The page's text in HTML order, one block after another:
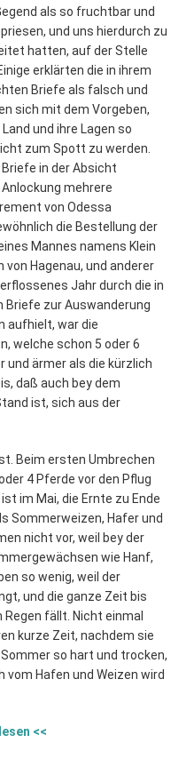
als so fruchtbar und
und uns hierdurch zu
hatten, auf der Stelle
erklärten die in ihrem
Briefe als falsch und
sich mit dem Vorgeben,
und ihre Lagen so
zum Spott zu werden.
in der Absicht
mehrere
von Odessa
die Bestellung der
Mannes namens Klein
von Hagenau, und anderer
Jahr durch die in
Briefe zur Auswanderung
aufhielt, war die
welche schon 5 oder 6
und ärmer als die kürzlich
daß auch bey dem
ist, sich aus der
Beim ersten Umbrechen
4 Pferde vor den Pflug
im Mai, die Ernte zu Ende
Sommerweizen, Hafer und
nicht vor, weil bey der
wie Hanf,
so wenig, weil der
und die ganze Zeit bis
fällt. Nicht einmal
kurze Zeit, nachdem sie
so hart und trocken,
Hafen und Weizen wird
<<